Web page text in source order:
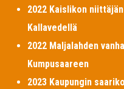
2022 Kaislikon
Kallavedellä
2022 Maljalahden
Kumpusaareen
2023 Kaupungin